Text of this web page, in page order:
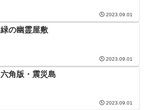
2023.09.01
緑の幽霊屋敷
2023.09.01
六角版・震災島
2023.09.01